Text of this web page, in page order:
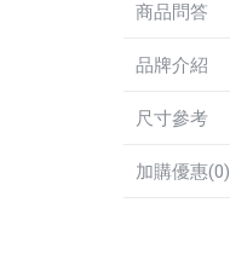
商品問答
品牌介紹
尺寸參考
加購優惠(0)